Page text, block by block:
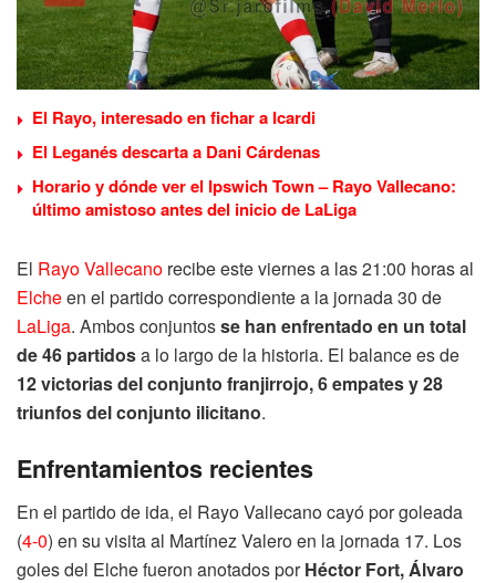
El Rayo, interesado en fichar a Icardi
El Leganés descarta a Dani Cárdenas
Horario y dónde ver el Ipswich Town – Rayo Vallecano:
último amistoso antes del inicio de LaLiga
El Rayo Vallecano recibe este viernes a las 21:00 horas al
Elcheen el partido correspondiente a la jornada 30 de
LaLiga. Ambos conjuntosse han enfrentado en un total
de 46 partidosa lo largo de la historia. El balance es de
12 victorias del conjunto franjirrojo, 6 empates y 28
triunfos del conjunto ilicitano.
Enfrentamientos recientes
En el partido de ida, el Rayo Vallecano cayó por goleada
(4-0) en su visita al Martínez Valero en la jornada 17. Los
goles del Elche fueron anotados porHéctor Fort, Álvaro